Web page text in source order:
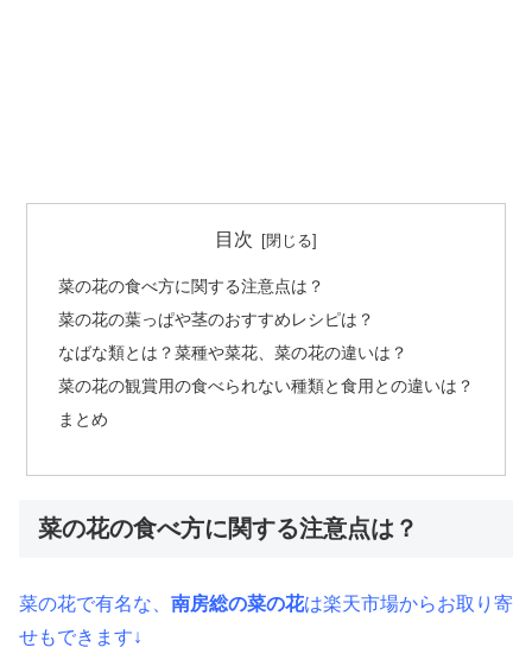
目次
菜の花の食べ方に関する注意点は？
菜の花の葉っぱや茎のおすすめレシピは？
なばな類とは？菜種や菜花、菜の花の違いは？
菜の花の観賞用の食べられない種類と食用との違いは？
まとめ
菜の花の食べ方に関する注意点は？
菜の花で有名な、 南房総の菜の花は楽天市場からお取り寄
せもできます↓